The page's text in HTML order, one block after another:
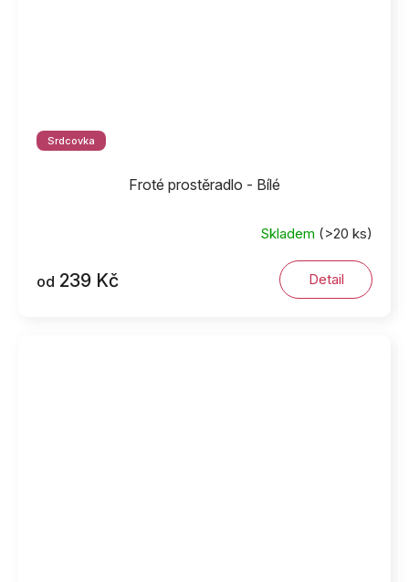
Srdcovka
Froté prostěradlo - Bílé
Skladem (>20 ks)
od 239 Kč Detail